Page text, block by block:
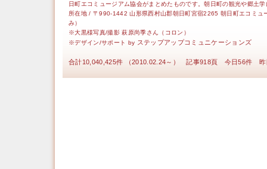
日町エコミュージアム協会がまとめたものです。朝日町の観光や郷土
所在地 / 〒990-1442 山形県西村山郡朝日町宮宿2265 朝日町エコミ
み）
※大黒様写真/撮影 萩原尚季さん（コロン）
※デザイン/サポート by ステップアップコミュニケーションズ
合計10,040,425件 （2010.02.24～） 記事918頁 今日56件